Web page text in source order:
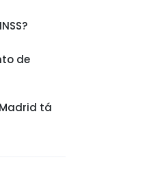
de
tá